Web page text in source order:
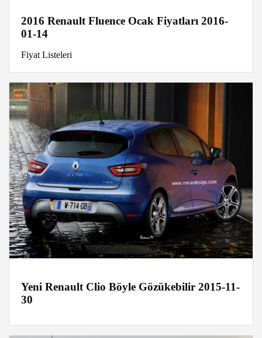
2016 Renault Fluence Ocak Fiyatları 2016-
01-14
Fiyat Listeleri
Yeni Renault Clio Böyle Gözükebilir 2015-11-
30